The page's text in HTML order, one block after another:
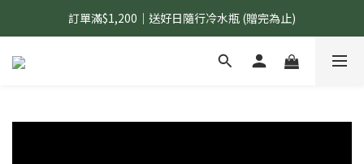
國內$899免運｜加LINE好友領70元優惠券
訂單滿$1,200｜送好日隨行冷水瓶 (贈完為止)
國內$899免運｜加LINE好友領70元優惠券